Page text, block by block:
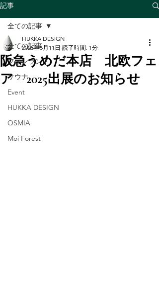
記事
全ての記事
フィンランド
サウナ
Event
HUKKA DESIGN
OSMIA
Moi Forest
全ての記事
阪急うめだ本店 北欧フェ
ア 2025出展のお知らせ
HUKKA DESIGN
2025年5月11日 読了時間: 1分